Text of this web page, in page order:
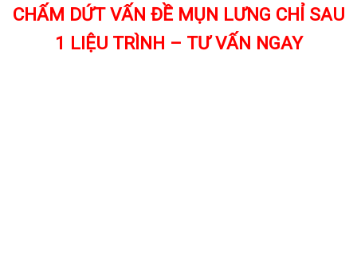
CHẤM DỨT VẤN ĐỀ MỤN LƯNG CHỈ SAU
1 LIỆU TRÌNH – TƯ VẤN NGAY